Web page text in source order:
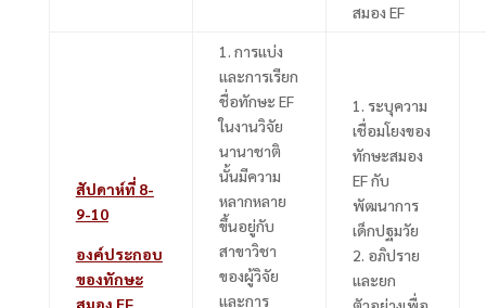
สมอง EF
สัปดาห์ที่ 8-
9-10
องค์ประกอบ
ของทักษะ
สมอง EF
1. การแบ่ง
และการเรียก
ชื่อทักษะ EF
ในงานวิจัย
นานาชาติ
นั้นมีความ
หลากหลาย
ขึ้นอยู่กับ
สาขาวิชา
ของผู้วิจัย
และการ
1. ระบุความ
เชื่อมโยงของ
ทักษะสมอง
EFกับ
พัฒนาการ
เด็กปฐมวัย
2. อภิปราย
และยก